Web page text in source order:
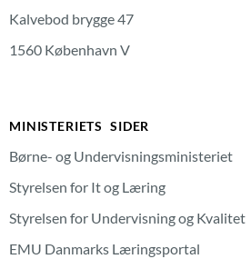
Kalvebod brygge 47
1560 København V
MINISTERIETS SIDER
Børne- og Undervisningsministeriet
Styrelsen for It og Læring
Styrelsen for Undervisning og Kvalitet
EMU Danmarks Læringsportal